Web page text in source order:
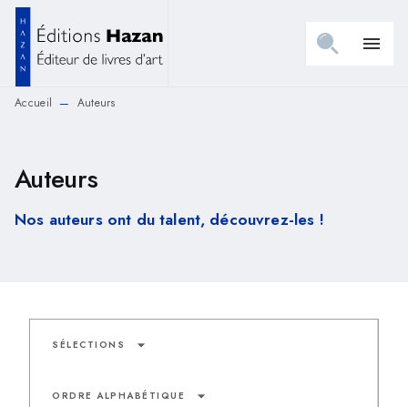
MENU RECHERCHE
PIED DE PAGE
menu
Accueil — Auteurs
Auteurs
Nos auteurs ont du talent, découvrez-les !
SÉLECTIONS arrow_drop_down
ORDRE ALPHABÉTIQUE arrow_drop_down